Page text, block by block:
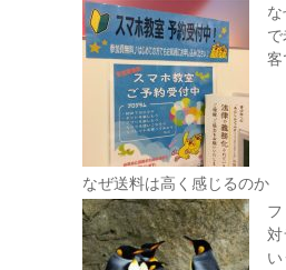
なぜ送料は高く感じるのか
対